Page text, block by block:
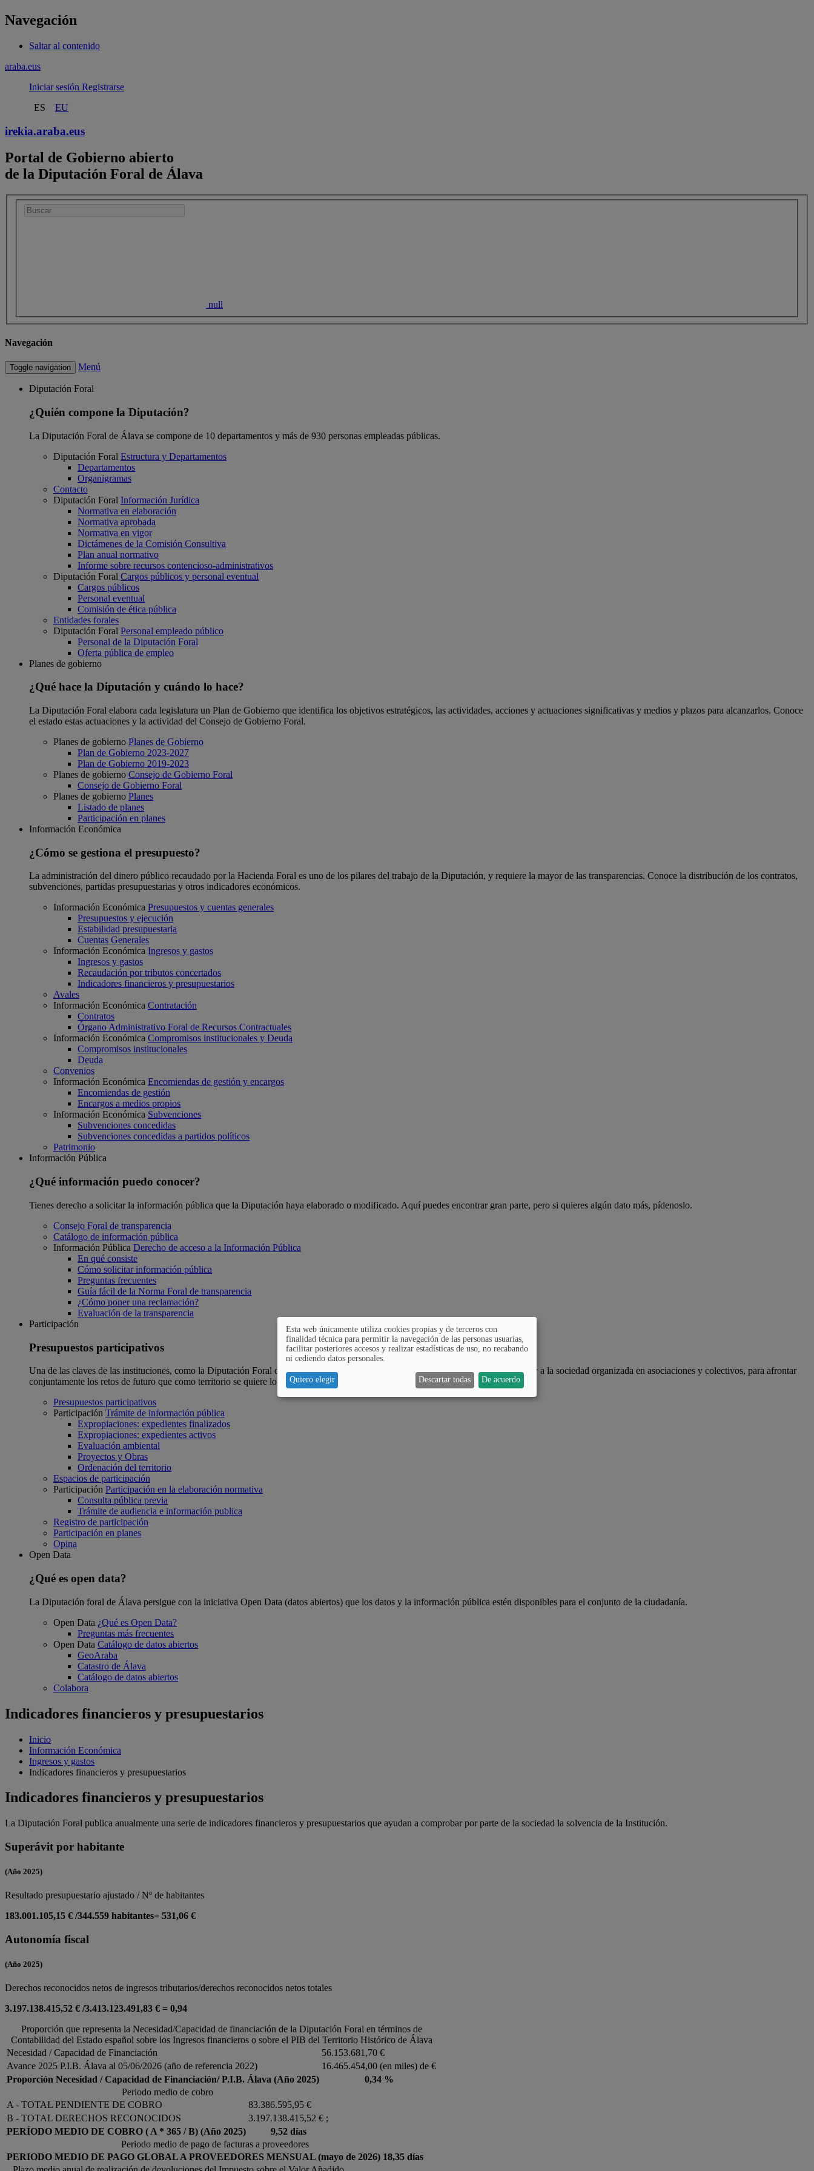
Navegación
Saltar al contenido
araba.eus
Iniciar sesión Registrarse
ES
EU
irekia.araba.eus
Portal de Gobierno abierto
de la Diputación Foral de Álava
null
Navegación
Toggle navigation Menú
Diputación Foral
¿Quién compone la Diputación?
La Diputación Foral de Álava se compone de 10 departamentos y más de 930 personas empleadas públicas.
Diputación Foral Estructura y Departamentos
Departamentos
Organigramas
Contacto
Diputación Foral Información Jurídica
Normativa en elaboración
Normativa aprobada
Normativa en vigor
Dictámenes de la Comisión Consultiva
Plan anual normativo
Informe sobre recursos contencioso-administrativos
Diputación Foral Cargos públicos y personal eventual
Cargos públicos
Personal eventual
Comisión de ética pública
Entidades forales
Diputación Foral Personal empleado público
Personal de la Diputación Foral
Oferta pública de empleo
Planes de gobierno
¿Qué hace la Diputación y cuándo lo hace?
La Diputación Foral elabora cada legislatura un Plan de Gobierno que identifica los objetivos estratégicos, las actividades, acciones y actuaciones significativas y medios y plazos para alcanzarlos. Conoce
el estado estas actuaciones y la actividad del Consejo de Gobierno Foral.
Planes de gobierno Planes de Gobierno
Plan de Gobierno 2023-2027
Plan de Gobierno 2019-2023
Planes de gobierno Consejo de Gobierno Foral
Consejo de Gobierno Foral
Planes de gobierno Planes
Listado de planes
Participación en planes
Información Económica
¿Cómo se gestiona el presupuesto?
La administración del dinero público recaudado por la Hacienda Foral es uno de los pilares del trabajo de la Diputación, y requiere la mayor de las transparencias. Conoce la distribución de los contratos,
subvenciones, partidas presupuestarias y otros indicadores económicos.
Información Económica Presupuestos y cuentas generales
Presupuestos y ejecución
Estabilidad presupuestaria
Cuentas Generales
Información Económica Ingresos y gastos
Ingresos y gastos
Recaudación por tributos concertados
Indicadores financieros y presupuestarios
Avales
Información Económica Contratación
Contratos
Órgano Administrativo Foral de Recursos Contractuales
Información Económica Compromisos institucionales y Deuda
Compromisos institucionales
Deuda
Convenios
Información Económica Encomiendas de gestión y encargos
Encomiendas de gestión
Encargos a medios propios
Información Económica Subvenciones
Subvenciones concedidas
Subvenciones concedidas a partidos políticos
Patrimonio
Información Pública
¿Qué información puedo conocer?
Tienes derecho a solicitar la información pública que la Diputación haya elaborado o modificado. Aquí puedes encontrar gran parte, pero si quieres algún dato más, pídenoslo.
Consejo Foral de transparencia
Catálogo de información pública
Información Pública Derecho de acceso a la Información Pública
En qué consiste
Cómo solicitar información pública
Preguntas frecuentes
Guía fácil de la Norma Foral de transparencia
¿Cómo poner una reclamación?
Evaluación de la transparencia
Participación
Presupuestos participativos
Una de las claves de las instituciones, como la Diputación Foral de Álava, es ampliar las oportunidades de participar a la ciudadanía y a la sociedad organizada en asociaciones y colectivos, para afrontar
conjuntamente los retos de futuro que como territorio se quiere lograr.
Presupuestos participativos
Participación Trámite de información pública
Expropiaciones: expedientes finalizados
Expropiaciones: expedientes activos
Evaluación ambiental
Proyectos y Obras
Ordenación del territorio
Espacios de participación
Participación Participación en la elaboración normativa
Consulta pública previa
Trámite de audiencia e información publica
Registro de participación
Participación en planes
Opina
Open Data
¿Qué es open data?
La Diputación foral de Álava persigue con la iniciativa Open Data (datos abiertos) que los datos y la información pública estén disponibles para el conjunto de la ciudadanía.
Open Data ¿Qué es Open Data?
Preguntas más frecuentes
Open Data Catálogo de datos abiertos
GeoAraba
Catastro de Álava
Catálogo de datos abiertos
Colabora
Indicadores financieros y presupuestarios
Inicio
Información Económica
Ingresos y gastos
Indicadores financieros y presupuestarios
Indicadores financieros y presupuestarios
La Diputación Foral publica anualmente una serie de indicadores financieros y presupuestarios que ayudan a comprobar por parte de la sociedad la solvencia de la Institución.
Superávit por habitante
(Año 2025)
Resultado presupuestario ajustado / Nº de habitantes
183.001.105,15 € /344.559 habitantes= 531,06 €
Autonomía fiscal
(Año 2025)
Derechos reconocidos netos de ingresos tributarios/derechos reconocidos netos totales
3.197.138.415,52 € /3.413.123.491,83 € = 0,94
Proporción que representa la Necesidad/Capacidad de financiación de la Diputación Foral en términos de
Contabilidad del Estado español sobre los Ingresos financieros o sobre el PIB del Territorio Histórico de Álava
Necesidad / Capacidad de Financiación
56.153.681,70 €
Avance 2025 P.I.B. Álava al 05/06/2026 (año de referencia 2022)
16.465.454,00 (en miles) de €
Proporción Necesidad / Capacidad de Financiación/ P.I.B. Álava (Año 2025)
0,34 %
Periodo medio de cobro
A - TOTAL PENDIENTE DE COBRO
83.386.595,95 €
B - TOTAL DERECHOS RECONOCIDOS
3.197.138.415,52 € ;
PERÍODO MEDIO DE COBRO ( A * 365 / B) (Año 2025)
9,52 días
Periodo medio de pago de facturas a proveedores
PERIODO MEDIO DE PAGO GLOBAL A PROVEEDORES MENSUAL (mayo de 2026) 18,35 días
Esta web únicamente utiliza cookies propias y de terceros con
finalidad técnica para permitir la navegación de las personas usuarias,
facilitar posteriores accesos y realizar estadísticas de uso, no recabando
ni cediendo datos personales.
Quiero elegir Descartar todas De acuerdo